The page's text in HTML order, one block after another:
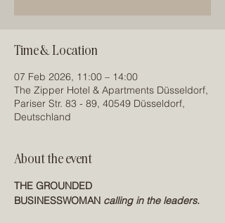
Time & Location
07 Feb 2026, 11:00 – 14:00
The Zipper Hotel & Apartments Düsseldorf,
Pariser Str. 83 - 89, 40549 Düsseldorf,
Deutschland
About the event
THE GROUNDED
BUSINESSWOMAN calling in the leaders.